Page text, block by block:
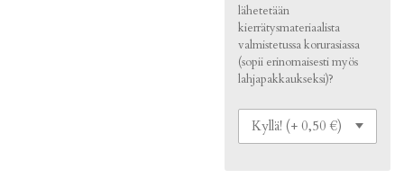
lähetetään
kierrätysmateriaalista
valmistetussa korurasiassa
(sopii erinomaisesti myös
lahjapakkaukseksi)?